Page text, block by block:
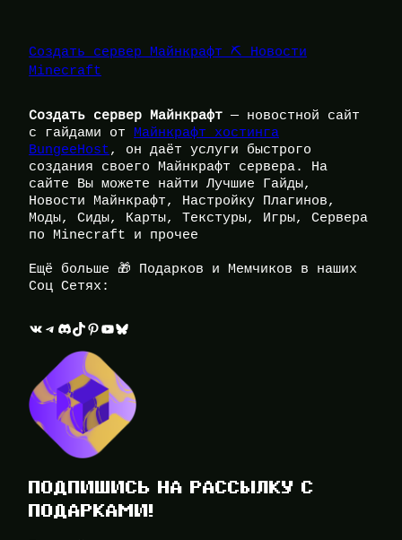
Создать сервер Майнкрафт ⛏️ Новости
Minecraft
Создать сервер Майнкрафт — новостной сайт
с гайдами от Майнкрафт хостинга
BungeeHost, он даёт услуги быстрого
создания своего Майнкрафт сервера. На
сайте Вы можете найти Лучшие Гайды,
Новости Майнкрафт, Настройку Плагинов,
Моды, Сиды, Карты, Текстуры, Игры, Сервера
по Minecraft и прочее
Ещё больше 🎁 Подарков и Мемчиков в наших
Соц Сетях:
ВКонтакте Telegram Discord TikTok Pinterest YouTube Bluesky
ПОДПИШИСЬ НА РАССЫЛКУ С
ПОДАРКАМИ!